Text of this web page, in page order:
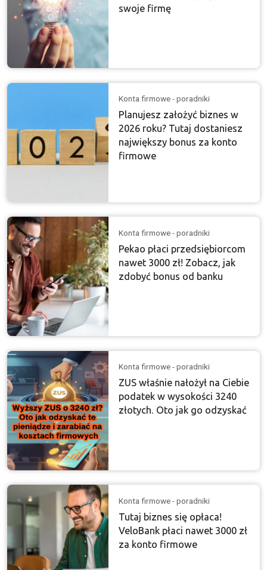
swoje firmę
Konta firmowe - poradniki
Planujesz założyć biznes w
2026 roku? Tutaj dostaniesz
największy bonus za konto
firmowe
Konta firmowe - poradniki
Pekao płaci przedsiębiorcom
nawet 3000 zł! Zobacz, jak
zdobyć bonus od banku
Konta firmowe - poradniki
ZUS właśnie nałożył na Ciebie
podatek w wysokości 3240
złotych. Oto jak go odzyskać
Konta firmowe - poradniki
Tutaj biznes się opłaca!
VeloBank płaci nawet 3000 zł
za konto firmowe